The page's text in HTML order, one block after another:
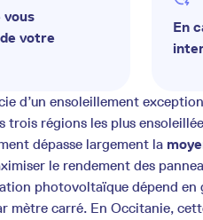
votre
En
d’un ensoleillement
trois régions les plus
dépasse largement la
le rendement des
photovoltaïque dépend en
mètre carré. En Occitanie,